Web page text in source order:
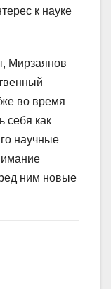
к науке
Мирзаянов
во время
себя как
научные
ним новые